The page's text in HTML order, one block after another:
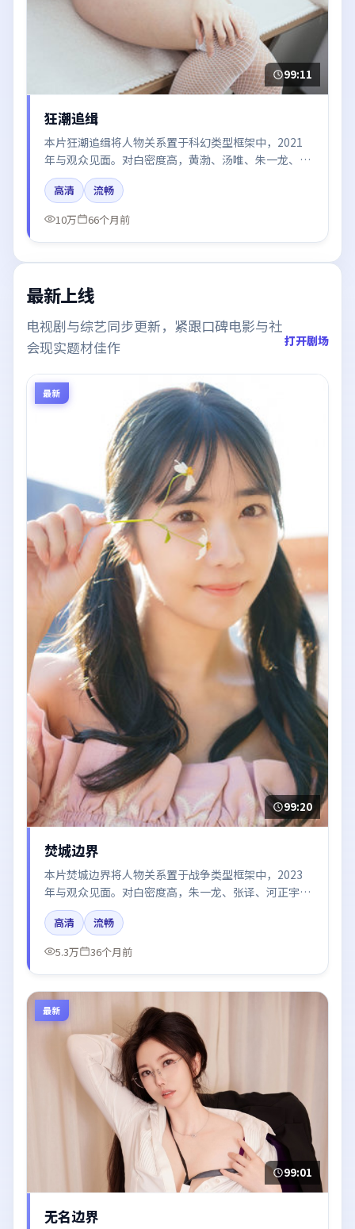
99:11
狂潮追缉
本片狂潮追缉将人物关系置于科幻类型框架中，2021
年与观众见面。对白密度高，黄渤、汤唯、朱一龙、木
村拓哉、白宇的台词节奏值得关注；整体气质偏中国香
港都市与冷色调摄影。
高清
流畅
10万
66个月前
最新上线
电视剧与综艺同步更新，紧跟口碑电影与社
会现实题材佳作
打开剧场
最新
99:20
焚城边界
本片焚城边界将人物关系置于战争类型框架中，2023
年与观众见面。对白密度高，朱一龙、张译、河正宇的
台词节奏值得关注；整体气质偏法国都市与冷色调摄
影。
高清
流畅
5.3万
36个月前
最新
99:01
无名边界